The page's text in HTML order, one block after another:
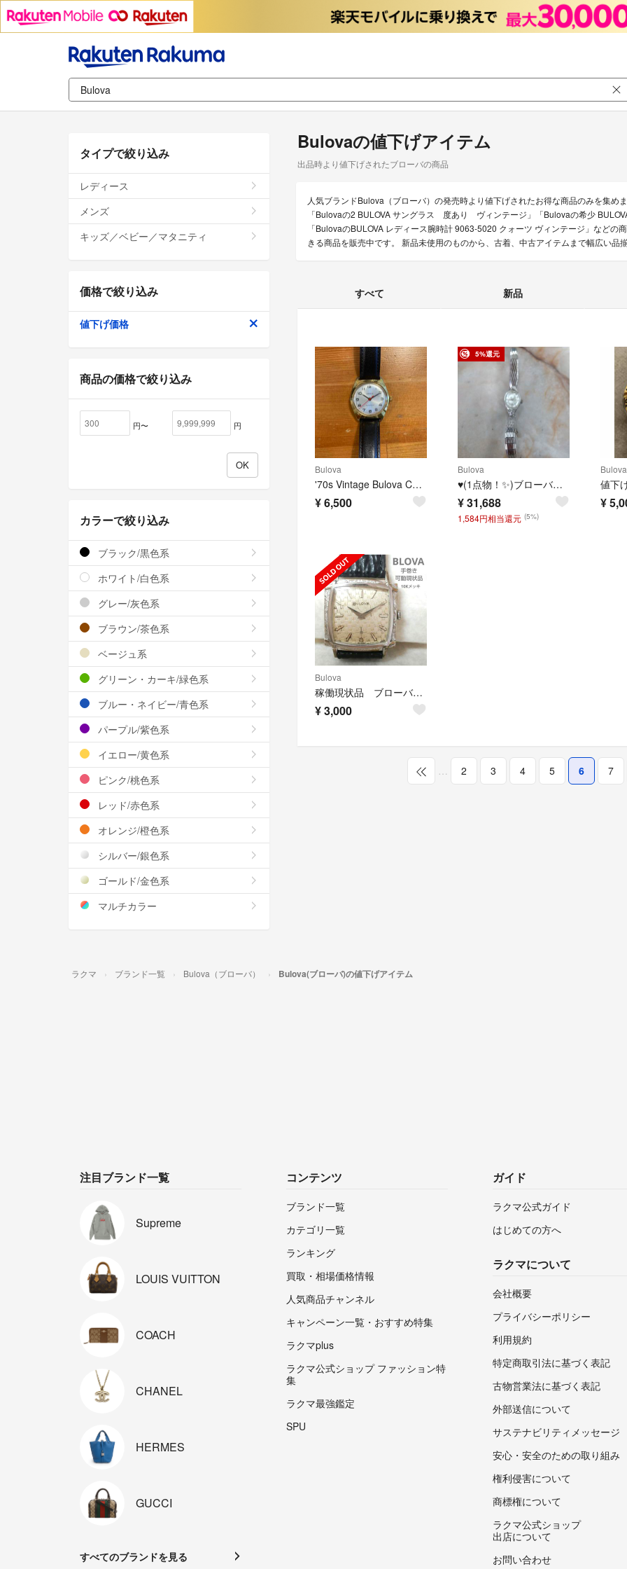
Bulovaの値下げアイテム
出品時より値下げされたブローバの商品
人気ブランドBulova（ブローバ）の発売時より値下げされたお得な商品のみを集め
「Bulovaの2 BULOVA サングラス 度あり ヴィンテージ」「Bulovaの希少
「BulovaのBULOVA レディース腕時計 9063-5020 クォーツ ヴィンテージ」など
きる商品を販売中です。 新品未使用のものから、古着、中古アイテムまで幅広い品揃
すべて 新品
Bulova
'70s Vintage Bulova Caravelle ゴールドケース手巻き
¥6,500
5%還元
Bulova
♥(1点物！✨)ブローバー BULOVAウオッチヴィンテージ手巻き時計
¥31,688
1,584円相当還元 (5%)
Bulova
¥
Bulova
稼働現状品 ブローバ 手巻き 10Kメッキ仕上げ YJ104
¥3,000
… 2 3 4 5 6 7
タイプで絞り込み
レディース
メンズ
キッズ／ベビー／マタニティ
価格で絞り込み
値下げ価格
商品の価格で絞り込み
円〜 円
カラーで絞り込み
ブラック/黒色系
ホワイト/白色系
グレー/灰色系
ブラウン/茶色系
ベージュ系
グリーン・カーキ/緑色系
ブルー・ネイビー/青色系
パープル/紫色系
イエロー/黄色系
ピンク/桃色系
レッド/赤色系
オレンジ/橙色系
シルバー/銀色系
ゴールド/金色系
マルチカラー
ラクマ ブランド一覧 Bulova（ブローバ） Bulova(ブローバ)の値下げアイテム
注目ブランド一覧
Supreme
LOUIS VUITTON
COACH
CHANEL
HERMES
GUCCI
すべてのブランドを見る
コンテンツ
ブランド一覧
カテゴリ一覧
ランキング
買取・相場価格情報
人気商品チャンネル
キャンペーン一覧・おすすめ特集
ラクマplus
ラクマ公式ショップ ファッション特
集
ラクマ最強鑑定
SPU
ガイド
ラクマ公式ガイド
はじめての方へ
ラクマについて
会社概要
プライバシーポリシー
利用規約
特定商取引法に基づく表記
古物営業法に基づく表記
外部送信について
サステナビリティメッセージ
安心・安全のための取り組み
権利侵害について
商標権について
ラクマ公式ショップ
出店について
お問い合わせ